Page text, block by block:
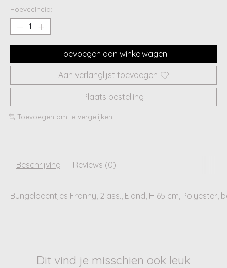
Hoeveelheid:
Toevoegen aan winkelwagen
Aan verlanglijst toevoegen
Plaats bestelling
Toevoegen om te vergelijken
Beschrijving Reviews (0)
Bungelbeentjes Franny, 2 ass., Eland, H 65 cm, Polyester,
Dit vind je misschien ook leuk